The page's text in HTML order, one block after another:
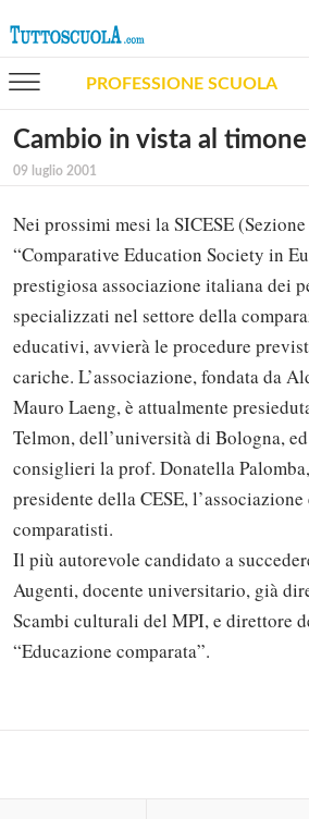
PROFESSIONE SCUOLA
Cambio in vista al timone
09 luglio 2001
Nei prossimi mesi la SICESE
“Comparative Education Society in
prestigiosa associazione italiana dei
specializzati nel settore della
educativi, avvierà le procedure
cariche. L’associazione, fondata da
Mauro Laeng, è attualmente
Telmon, dell’università di Bologna,
consiglieri la prof. Donatella
presidente della CESE,
comparatisti.
Il più autorevole candidato a
Augenti, docente universitario, già
Scambi culturali del MPI, e direttore
“Educazione comparata”.
Solo gli utenti registrati
commentare!